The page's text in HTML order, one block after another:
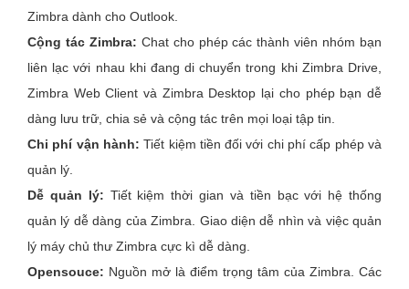
Zimbra dành cho Outlook.
Cộng tác Zimbra: Chat cho phép các thành viên nhóm bạn
liên lạc với nhau khi đang di chuyển trong khi Zimbra Drive,
Zimbra Web Client và Zimbra Desktop lại cho phép bạn dễ
dàng lưu trữ, chia sẻ và cộng tác trên mọi loại tập tin.
Chi phí vận hành: Tiết kiệm tiền đối với chi phí cấp phép và
quản lý.
Dễ quản lý: Tiết kiệm thời gian và tiền bạc với hệ thống
quản lý dễ dàng của Zimbra. Giao diện dễ nhìn và việc quản
lý máy chủ thư Zimbra cực kì dễ dàng.
Opensouce: Nguồn mở là điểm trọng tâm của Zimbra. Các